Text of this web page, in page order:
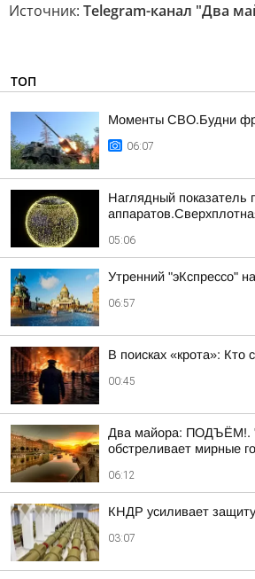
Источник: Telegram-канал "Два
ТОП
Моменты СВО.Будни
06:07
Наглядный показатель
05:06
Утренний "эКспрессо"
06:57
В поисках «крота»:
00:45
Два майора: ПОДЪЁМ!. "С
обстреливает мирные
06:12
КНДР усиливает
03:07